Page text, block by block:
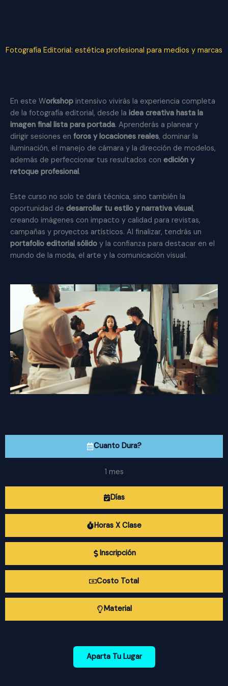
Fotografía Editorial: estética profesional para medios y marcas
En este Workshop intensivo vivirás la experiencia completa
de la fotografía editorial, desde la idea creativa hasta la
imagen final lista para portada. Aprenderás a planear y
dirigir sesiones en foros y locaciones reales, dominar la
iluminación, el manejo de cámara y la dirección de modelos,
además de perfeccionar tus resultados con edición y
retoque profesional.
Este curso no solo te dará técnica, sino también la
oportunidad de desarrollar tu estilo y narrativa visual,
creando imágenes con impacto y calidad para revistas,
campañas y proyectos artísticos. Al finalizar, tendrás un
portafolio editorial sólido y la confianza para destacar en el
mundo de la moda, el arte y la comunicación visual.
Cuanto Dura?
Días
Horas X Clase
Inscripción
Costo Total
Material
1 mes
Aparta Tu Lugar